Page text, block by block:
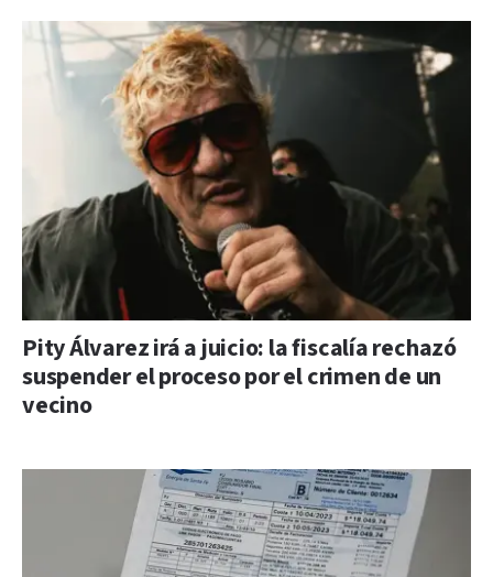
Pity Álvarez irá a juicio: la fiscalía rechazó
suspender el proceso por el crimen de un
vecino